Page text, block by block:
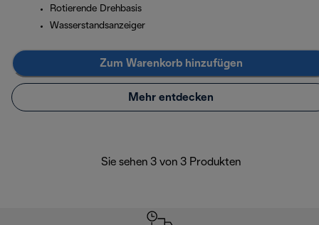
Rotierende Drehbasis
Wasserstandsanzeiger
Zum Warenkorb hinzufügen
Mehr entdecken
Sie sehen 3 von 3 Produkten